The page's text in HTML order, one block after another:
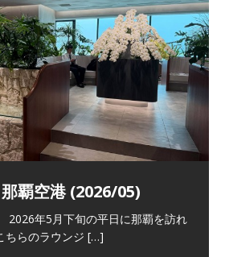
マリオットの戦略パー
よるFOP無料付与とス
覇空港 (2026/05)
2026年5月下旬の平日に那覇を訪れ
ちらのラウンジ […]
Lounge スワ
空港国内線ラウンジ
港国際線ファースト
(2026/01)
年1月、毎年恒例の新年の羽田
ェイズ スワンナプー
線ラウンジ (2026/01)
年1月上旬にバンコク経由でチ